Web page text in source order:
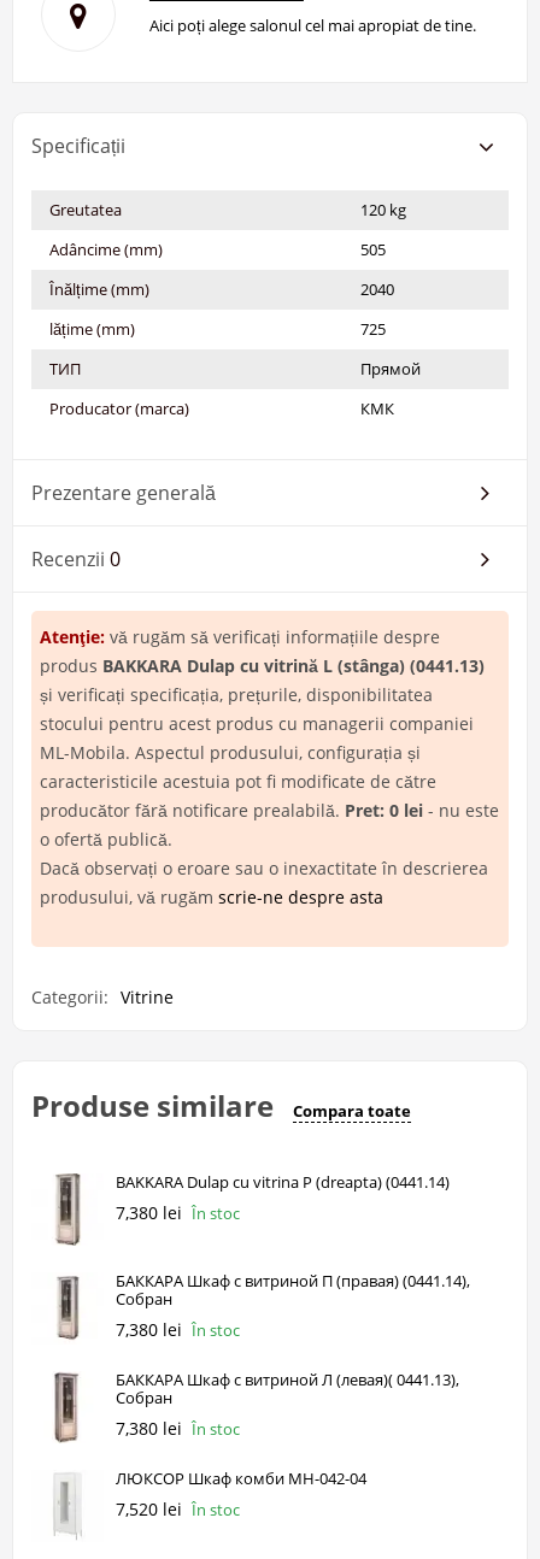
Aici poți alege salonul cel mai apropiat de tine.
Specificații
Greutatea
120 kg
Adâncime (mm)
505
Înălțime (mm)
2040
lățime (mm)
725
ТИП
Прямой
Producator (marca)
КМК
Prezentare generală
Recenzii 0
Atenţie: vă rugăm să verificați informațiile despre
produs BAKKARA Dulap cu vitrină L (stânga) (0441.13)
și verificați specificația, prețurile, disponibilitatea
stocului pentru acest produs cu managerii companiei
ML-Mobila. Aspectul produsului, configurația și
caracteristicile acestuia pot fi modificate de către
producător fără notificare prealabilă. Pret: 0 lei - nu este
o ofertă publică.
Dacă observați o eroare sau o inexactitate în descrierea
produsului, vă rugăm scrie-ne despre asta
Categorii: Vitrine
Produse similare Compara toate
BAKKARA Dulap cu vitrina P (dreapta) (0441.14)
7,380 lei În stoc
БАККАРА Шкаф с витриной П (правая) (0441.14),
Собран
7,380 lei În stoc
БАККАРА Шкаф с витриной Л (левая)( 0441.13),
Собран
7,380 lei În stoc
ЛЮКСОР Шкаф комби МН-042-04
7,520 lei În stoc